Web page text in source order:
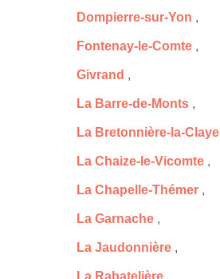
Dompierre-sur-Yon ,
Fontenay-le-Comte ,
Givrand ,
La Barre-de-Monts ,
La Bretonnière-la-Claye
La Chaize-le-Vicomte ,
La Chapelle-Thémer ,
La Garnache ,
La Jaudonnière ,
La Rabatelière